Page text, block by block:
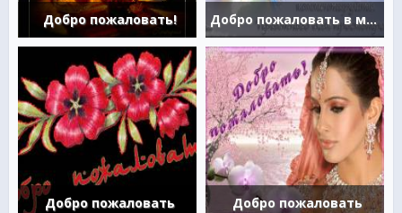
Добро пожаловать! Добро пожаловать в мой блог!
Добро пожаловать Добро пожаловать